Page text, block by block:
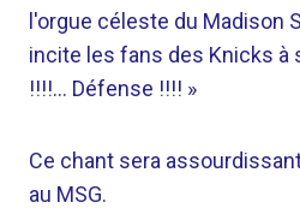
l'orgue céleste du Madison
incite les fans des Knicks à
!!!!… Défense !!!! »
Ce chant sera
au MSG.